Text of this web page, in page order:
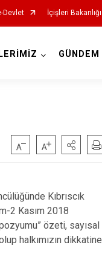
Devlet İçişleri Bakanlığı
GÜNDEM
Kıbrıscık
2 Kasım 2018
özeti, sayısal
halkımızın dikkatine